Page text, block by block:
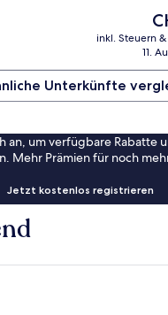
inkl. Steuern
11.
Unterkünfte
an, um verfügbare Rabatte
Mehr Prämien für noch
Jetzt kostenlos registrieren